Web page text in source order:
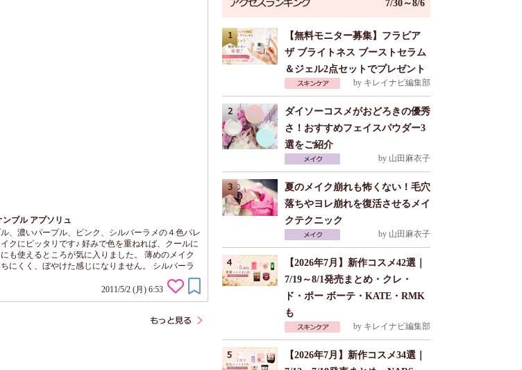
ンブル アプソリュ
、濃いパープル、ピンク、シルバーラメの４色パレ
クにピッタリです♪ 好みで色を重ねれば、クールに
も使えるところが気に入りました。 薄めのメイク
にくく、ぼやけた感じになりません。 シルバーラ
度な粗さで、可愛いです。ラメが飛びにくくて持ち
2011/5/2 (月) 6:53
7/30～8/6
【無料モニター募集】フラビア
ザ ブライトネス ブーストセラム
＆ジェル2点セットでプレゼント
by キレイナビ編集部
ダイソーコスメがおどろきの優秀
さ！おすすめフェイスパウダー3
選をご紹介
by 山田麻衣子
夏のメイク崩れも怖くない！毛穴
落ちやヨレ崩れを復活させるメイ
クテクニック
by 山田麻衣子
【2026年7月】新作コスメ42選｜
7/19～8/1発売まとめ・クレ・
ド・ポー ボーテ・KATE・RMK
も
by キレイナビ編集部
【2026年7月】新作コスメ34選｜